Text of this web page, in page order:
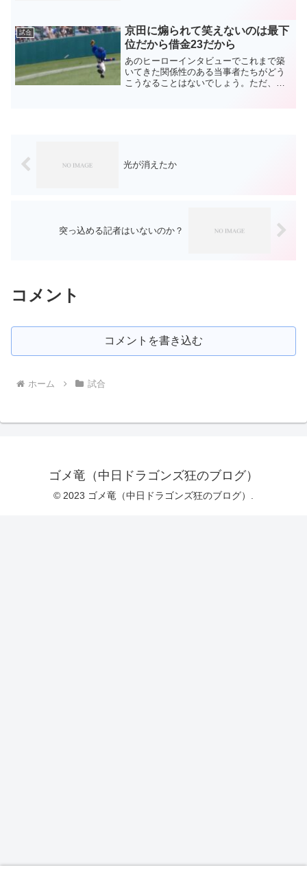
ちゃん打ったしOK...
試合
京田に煽られて笑えないのは最下
位だから借金23だから
あのヒーローインタビューでこれまで築
いてきた関係性のある当事者たちがどう
こうなることはないでしょう。ただ、フ
光が消えたか
突っ込める記者はいないのか？
コメント
コメントを書き込む
ホーム 試合
ゴメ竜（中日ドラゴンズ狂のブログ）
© 2023 ゴメ竜（中日ドラゴンズ狂のブログ）.